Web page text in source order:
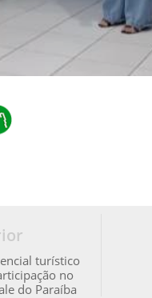
turístico
no
do Paraíba